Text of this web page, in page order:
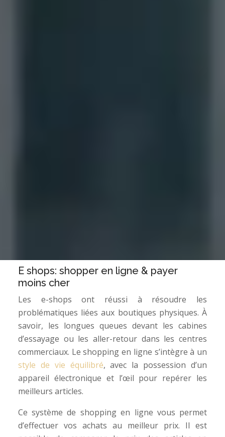
E shops: shopper en ligne & payer
moins cher
Les e-shops ont réussi à résoudre les
problématiques liées aux boutiques physiques. À
savoir, les longues queues devant les cabines
d’essayage ou les aller-retour dans les centres
commerciaux. Le shopping en ligne s’intègre à un
style de vie équilibré, avec la possession d’un
appareil électronique et l’œil pour repérer les
meilleurs articles.
Ce système de shopping en ligne vous permet
d’effectuer vos achats au meilleur prix. Il est